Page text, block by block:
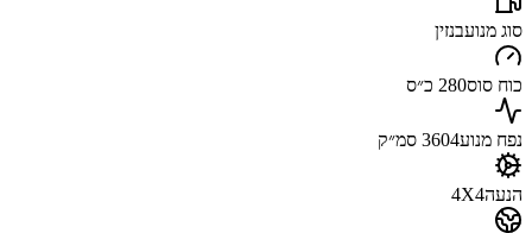
סוג מנועבנזין
כוח סוס280 כ״ס
נפח מנוע3604 סמ״ק
הנעה4X4